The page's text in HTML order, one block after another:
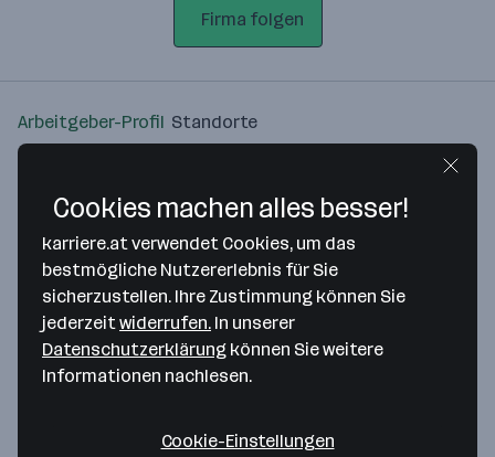
Firma folgen
Arbeitgeber-Profil Standorte
Bitte stimme unseren Cookie-
Richtlinien zu, um diese Karte
anzuzeigen.
Cookies machen alles besser!
karriere.at verwendet Cookies, um das
bestmögliche Nutzererlebnis für Sie
sicherzustellen. Ihre Zustimmung können Sie
jederzeitwiderrufen. In unserer
Datenschutzerklärung können Sie weitere
Informationen nachlesen.
Cookie-Einstellungen